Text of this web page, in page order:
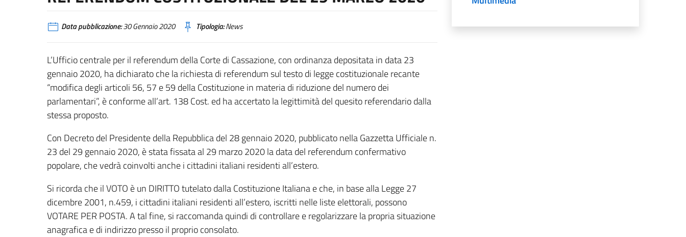
Data pubblicazione:30 Gennaio 2020 Tipologia:News
L’Ufficio centrale per il referendum della Corte di Cassazione, con ordinanza depositata in data 23
gennaio 2020, ha dichiarato che la richiesta di referendum sul testo di legge costituzionale recante
“modifica degli articoli 56, 57 e 59 della Costituzione in materia di riduzione del numero dei
parlamentari”, è conforme all’art. 138 Cost. ed ha accertato la legittimità del quesito referendario dalla
stessa proposto.
Con Decreto del Presidente della Repubblica del 28 gennaio 2020, pubblicato nella Gazzetta Ufficiale n.
23 del 29 gennaio 2020, è stata fissata al 29 marzo 2020 la data del referendum confermativo
popolare, che vedrà coinvolti anche i cittadini italiani residenti all’estero.
Si ricorda che il VOTO è un DIRITTO tutelato dalla Costituzione Italiana e che, in base alla Legge 27
dicembre 2001, n.459, i cittadini italiani residenti all’estero, iscritti nelle liste elettorali, possono
VOTARE PER POSTA. A tal fine, si raccomanda quindi di controllare e regolarizzare la propria situazione
anagrafica e di indirizzo presso il proprio consolato.